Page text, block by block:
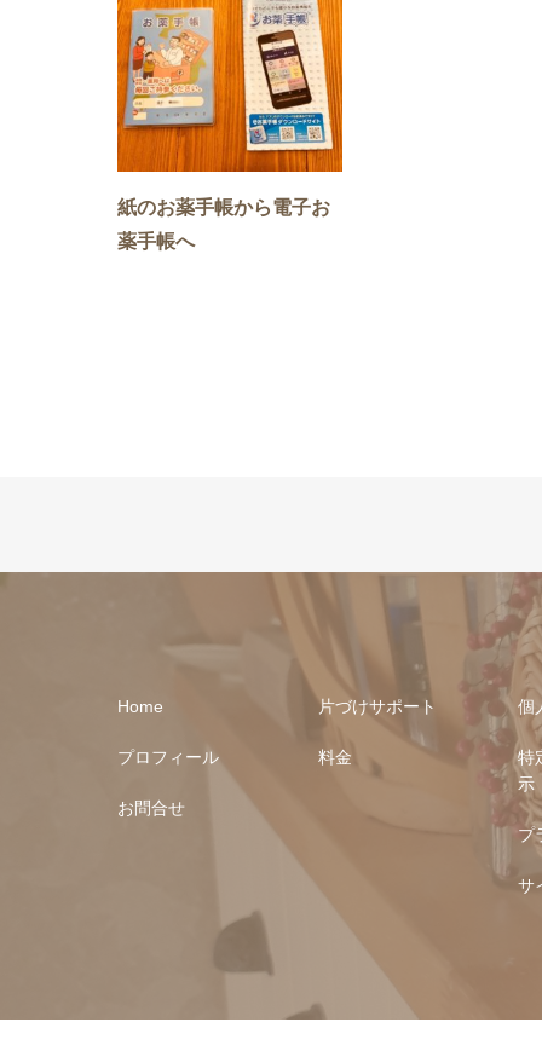
紙のお薬手帳から電子お
薬手帳へ
Home
プロフィール
お問合せ
片づけサポート
料金
個
特
示
プ
サ